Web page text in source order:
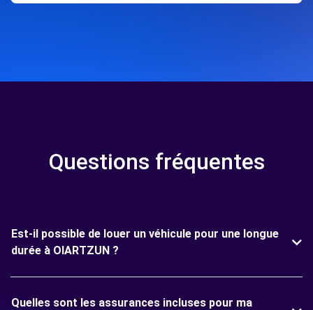
Questions fréquentes
Est-il possible de louer un véhicule pour une longue
durée à OIARTZUN ?
Quelles sont les assurances incluses pour ma